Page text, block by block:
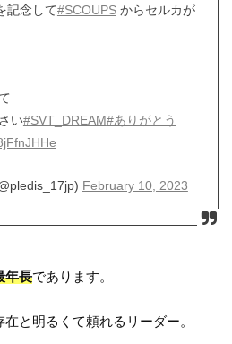
記念して#SCOUPSからセルカが
い#SVT_DREAM#ありがとう
February 10, 2023
年長であります。
と明るくて頼れるリーダー。